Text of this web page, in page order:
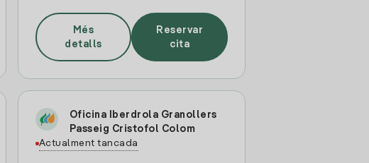
Més
detalls
Reservar
cita
Oficina Iberdrola Granollers
Passeig Cristofol Colom
Actualment tancada